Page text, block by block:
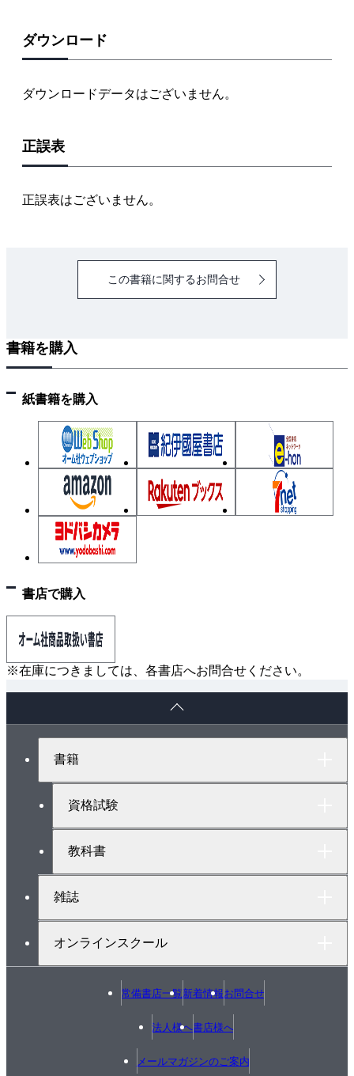
６．コンデンサの静電エネルギーと充放電
７．電線間に働く電磁力
９．交流の基本回路と電圧・電流・位相
１１．Ｒ-Ｌ直列回路の電圧・電流
１２．Ｒ-Ｌ-Ｃ直列回路の電圧・電流
１３．Ｒ-Ｌ並列回路の電圧・電流
１６．三相交流 負荷の電圧と電流
１７．三相交流 負荷の電圧と電流
２０．Ｙ-Δ等価変換のしかた
２１．整流回路と出力波形
２２．平滑回路と制御回路
２．配電理論および配線設計
＊ｶﾞｲﾀﾞﾝｽ(出題傾向と学習のﾎﾟｲﾝﾄ)
１．単相２線式配電線の電圧降下(１)
２．単相２線式配電線の電圧降下(２)
３．単相３線式配電線の電圧・電流
４．単相３線式配電線の中性線電流
６．配電方式による電力損失
７．力率改善(１)
８．力率改善(２)
１０．不等率と変圧器の容量
１１．負荷率と日負荷曲線
１２．支線の張力と電線のたるみ
１４．配電線路の弊害とその対策
３．電気応用
１． 光源の種類と特徴
２．照度の計算法(１)
３．照度の計算法(２)
４．電気を使った加熱方式
５．電熱の計算
６．電動機の所要出力の計算
７．機器への高調波の影響と対策
８．｢電気応用｣のまとめ
４．電気機器，蓄電池，配線器具，電気工事用の材料
および工具ならびに受電設備
ダウンロード
ダウンロードデータはございません。
正誤表
正誤表はございません。
この書籍に関するお問合せ
書籍を購入
紙書籍を購入
書店で購入
※在庫につきましては、各書店へお問合せください。
書籍
資格試験
教科書
雑誌
オンラインスクール
常備書店一覧新着情報お問合せ
法人様へ書店様へ
メールマガジンのご案内